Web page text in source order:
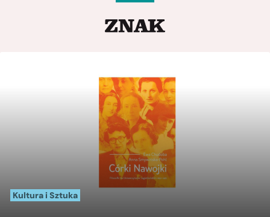
Kultura i Sztuka